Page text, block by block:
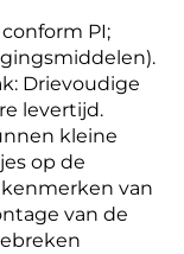
PI;
Drievoudige
levertijd.
kleine
op de
van
van de